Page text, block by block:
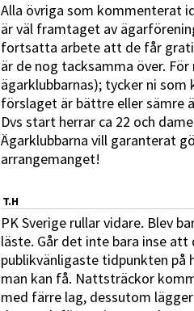
Alla övriga som kommenterat
är väl framtaget av
fortsatta arbete att de får
är de nog tacksamma över.
ägarklubbarnas); tycker ni
förslaget är bättre eller sämre
Dvs start herrar ca 22 och
Ägarklubbarna vill garanterat
arrangemanget!
T.H
PK Sverige rullar vidare. Blev
läste. Går det inte bara inse
publikvänligaste tidpunkten på
man kan få. Nattsträckor
med färre lag, dessutom